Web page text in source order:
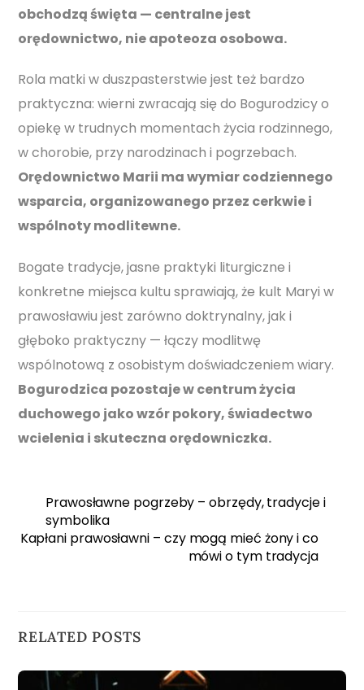
obchodzą święta — centralne jest
orędownictwo, nie apoteoza osobowa.
Rola matki w duszpasterstwie jest też bardzo
praktyczna: wierni zwracają się do Bogurodzicy o
opiekę w trudnych momentach życia rodzinnego,
w chorobie, przy narodzinach i pogrzebach.
Orędownictwo Marii ma wymiar codziennego
wsparcia, organizowanego przez cerkwie i
wspólnoty modlitewne.
Bogate tradycje, jasne praktyki liturgiczne i
konkretne miejsca kultu sprawiają, że kult Maryi w
prawosławiu jest zarówno doktrynalny, jak i
głęboko praktyczny — łączy modlitwę
wspólnotową z osobistym doświadczeniem wiary.
Bogurodzica pozostaje w centrum życia
duchowego jako wzór pokory, świadectwo
wcielenia i skuteczna orędowniczka.
Prawosławne pogrzeby – obrzędy, tradycje i
symbolika
Kapłani prawosławni – czy mogą mieć żony i co
mówi o tym tradycja
RELATED POSTS